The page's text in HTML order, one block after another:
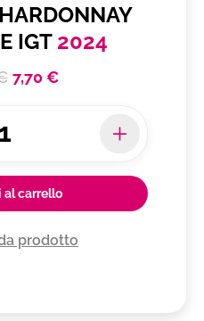
IGT 2024
7,70 €
al carrello
prodotto